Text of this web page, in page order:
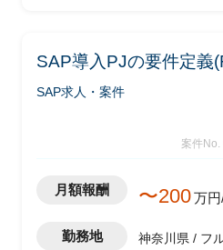
・関連部門お
SAP導入PJの要件定義
SAP求人・案件
案件
月額報酬 〜200万
勤務地
神奈川県 / フ